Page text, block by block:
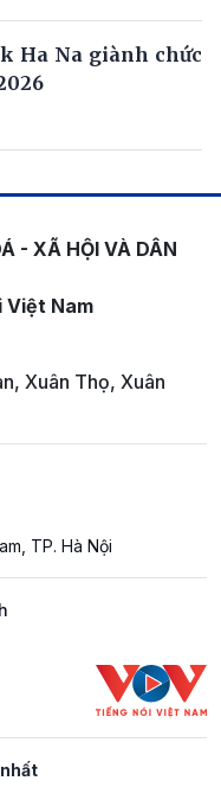
Ha Na giành chức
- XÃ HỘI VÀ DÂN
Việt Nam
Xuân Thọ, Xuân
TP. Hà Nội